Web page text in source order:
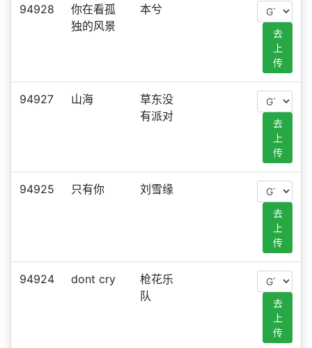
94928
你在看孤
独的风景
本兮
去
上
传
94927 山海
草东没
有派对
去
上
传
94925 只有你 刘雪缘
去
上
传
94924 dont cry
枪花乐
队
去
上
传